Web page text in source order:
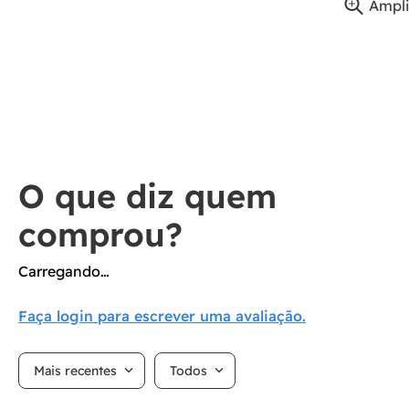
Carregando…
Faça login para escrever uma avaliação.
Mais recentes Todos